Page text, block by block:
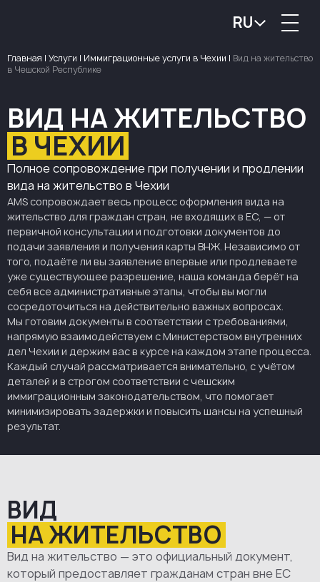
RU
Главная | Услуги | Иммиграционные услуги в Чехии | Вид на жительство
в Чешской Республике
ВИД НА ЖИТЕЛЬСТВО
В ЧЕХИИ
Полное сопровождение при получении и продлении
вида на жительство в Чехии
AMS сопровождает весь процесс оформления вида на
жительство для граждан стран, не входящих в ЕС, — от
первичной консультации и подготовки документов до
подачи заявления и получения карты ВНЖ. Независимо от
того, подаёте ли вы заявление впервые или продлеваете
уже существующее разрешение, наша команда берёт на
себя все административные этапы, чтобы вы могли
сосредоточиться на действительно важных вопросах.
Мы готовим документы в соответствии с требованиями,
напрямую взаимодействуем с Министерством внутренних
дел Чехии и держим вас в курсе на каждом этапе процесса.
Каждый случай рассматривается внимательно, с учётом
деталей и в строгом соответствии с чешским
иммиграционным законодательством, что помогает
минимизировать задержки и повысить шансы на успешный
результат.
ВИД
НА ЖИТЕЛЬСТВО
Вид на жительство — это официальный документ,
который предоставляет гражданам стран вне ЕС